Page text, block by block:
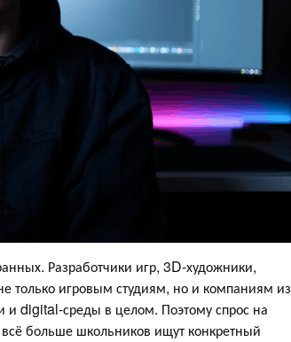
Разработчики игр, 3D-художники,
только игровым студиям, но и компаниям из
и digital-среды в целом. Поэтому спрос на
больше школьников ищут конкретный